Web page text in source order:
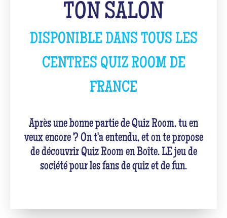
TON SALON
DISPONIBLE DANS TOUS LES
CENTRES QUIZ ROOM DE
FRANCE
Après une bonne partie de Quiz Room, tu en
veux encore ? On t'a entendu, et on te propose
de découvrir Quiz Room en Boîte. LE jeu de
société pour les fans de quiz et de fun.